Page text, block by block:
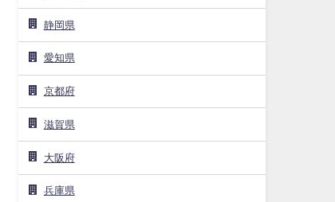
静岡県
愛知県
京都府
滋賀県
大阪府
兵庫県